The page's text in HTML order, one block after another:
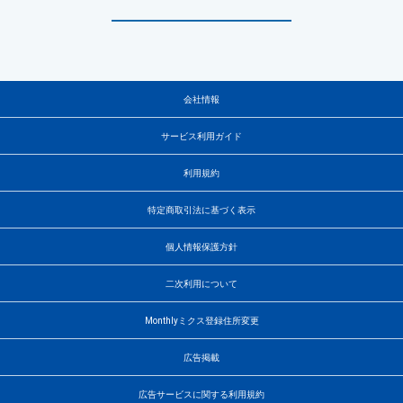
会社情報
サービス利用ガイド
利用規約
特定商取引法に基づく表示
個人情報保護方針
二次利用について
Monthlyミクス登録住所変更
広告掲載
広告サービスに関する利用規約